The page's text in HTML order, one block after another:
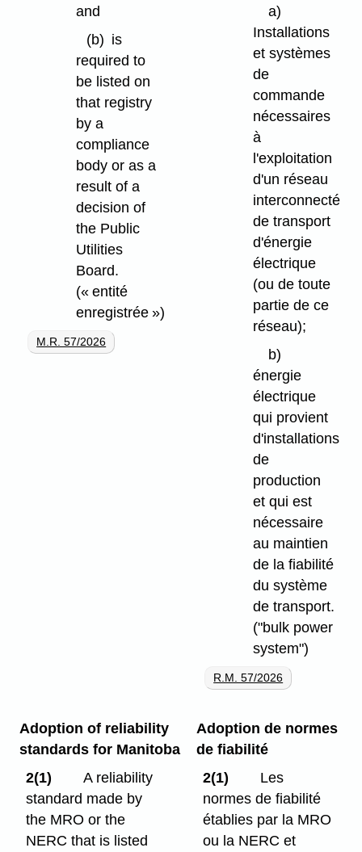
and
(b) is
required to
be listed on
that registry
by a
compliance
body or as a
result of a
decision of
the Public
Utilities
Board.
(« entité
enregistrée »)
M.R. 57/2026
a)
Installations
et systèmes
de
commande
nécessaires
à
l'exploitation
d'un réseau
interconnecté
de transport
d'énergie
électrique
(ou de toute
partie de ce
réseau);
b)
énergie
électrique
qui provient
d'installations
de
production
et qui est
nécessaire
au maintien
de la fiabilité
du système
de transport.
("bulk power
system")
R.M. 57/2026
Adoption of reliability
standards for Manitoba
2(1)
A reliability
standard made by
the MRO or the
NERC that is listed
Adoption de normes
de fiabilité
2(1)
Les
normes de fiabilité
établies par la MRO
ou la NERC et